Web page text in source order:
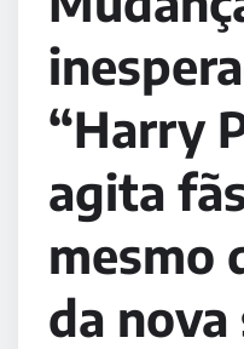
“Harry
agita
mesmo
da nova